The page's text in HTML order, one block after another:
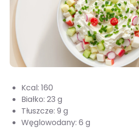
Kcal: 160
Białko: 23 g
Tłuszcze: 9 g
Węglowodany: 6 g